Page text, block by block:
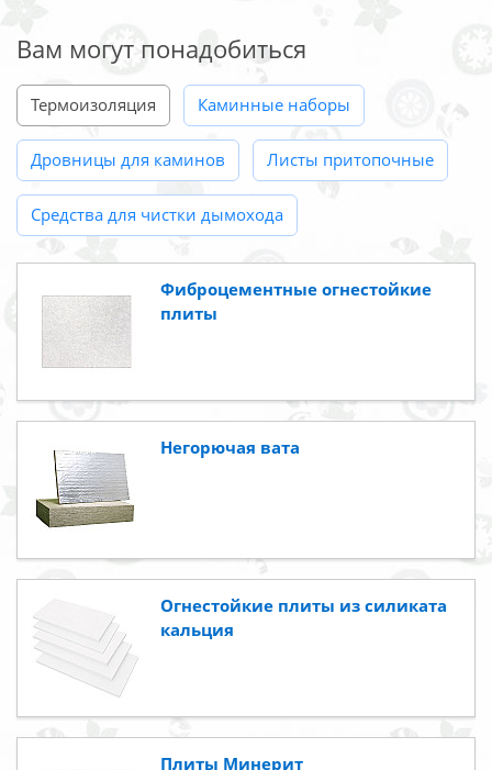
Вам могут понадобиться
Термоизоляция Каминные наборы
Дровницы для каминов Листы притопочные
Средства для чистки дымохода
Фиброцементные огнестойкие
плиты
Негорючая вата
Огнестойкие плиты из силиката
кальция
Плиты Минерит